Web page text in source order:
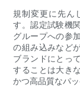
規制変更に先ん
す。認定試験機
グループへの参
の組み込みなど
ブランドにとっ
することは大き
かつ高品質なパ